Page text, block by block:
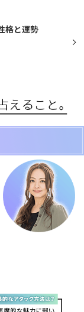
格と運勢